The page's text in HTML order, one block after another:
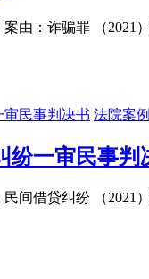
案由：诈骗罪 （
法院案例
纷一审民事判
间借贷纠纷 （2021